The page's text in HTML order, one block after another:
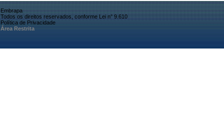
Embrapa
Todos os direitos reservados, conforme Lei n° 9.610
Política de Privacidade
Área Restrita